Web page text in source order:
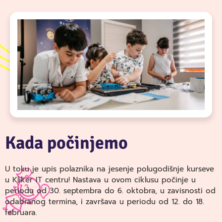
Kada počinjemo
U toku je upis polaznika na jesenje polugodišnje kurseve
u Kliker IT centru! Nastava u ovom ciklusu počinje u
periodu od 30. septembra do 6. oktobra, u zavisnosti od
odabranog termina, i završava u periodu od 12. do 18.
februara.